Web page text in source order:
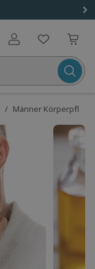
Benutzerkonto
/ Männer